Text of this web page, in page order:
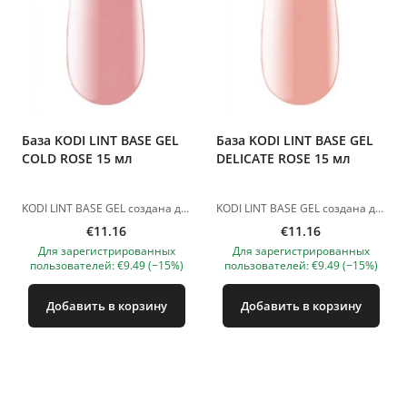
База KODI LINT BASE GEL
COLD ROSE 15 мл
KODI LINT BASE GEL создана для слабых и хрупких ногтей. В его состав входят ультратонкие шелковые волокна, образующие прочную армированную сетку на ногтевой пластине. LED лампа - 60 сек. Изображения продуктов носят иллюстративный характер. Если у вас есть какие-либо вопросы, мы всегда ждем вашего письма nanatallinn@gmail.com
€11.16
Для зарегистрированных
пользователей: €9.49 (−15%)
Добавить в корзину
База KODI LINT BASE GEL
DELICATE ROSE 15 мл
KODI LINT BASE GEL создана для слабых и хрупких ногтей. В его состав входят ультратонкие шелковые волокна, образующие прочную армированную сетку на ногтевой пластине. LED лампа - 60 сек. Изображения продуктов носят иллюстративный характер. Если у вас есть какие-либо вопросы, мы всегда ждем вашего письма nanatallinn@gmail.com
€11.16
Для зарегистрированных
пользователей: €9.49 (−15%)
Добавить в корзину